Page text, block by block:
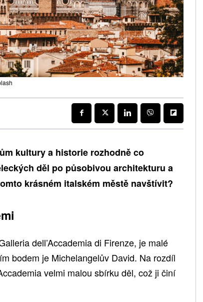
kultury a historie rozhodně co
děl po působivou architekturu a
krásném italském městě navštívit?
dell’Accademia di Firenze, je malé
bodem je Michelangelův David. Na rozdíl
velmi malou sbírku děl, což ji činí